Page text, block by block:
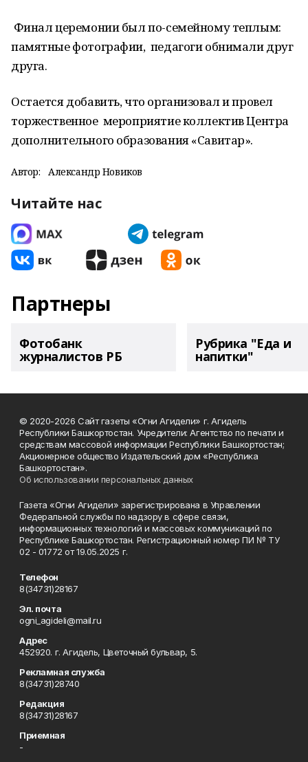
Финал церемонии был по-семейному теплым:
памятные фотографии, педагоги обнимали друг
друга.
Остается добавить, что организовал и провел
торжественное мероприятие коллектив Центра
дополнительного образования «Савитар».
Автор: Александр Новиков
Читайте нас
Партнеры
Фотобанк
журналистов РБ
Рубрика "Еда и
напитки"
© 2020-2026 Сайт газеты «Огни Агидели» г. Агидель
Республики Башкортостан. Учредители: Агентство по печати и
средствам массовой информации Республики Башкортостан;
Акционерное общество Издательский дом «Республика
Башкортостан».
Об использовании персональных данных
Газета «Огни Агидели» зарегистрирована в Управлении
Федеральной службы по надзору в сфере связи,
информационных технологий и массовых коммуникаций по
Республике Башкортостан. Регистрационный номер ПИ № ТУ
02 - 01772 от 19.05.2025 г.
Телефон
8(34731)28167
Эл. почта
ogni_agideli@mail.ru
Адрес
452920. г. Агидель, Цветочный бульвар, 5.
Рекламная служба
8(34731)28740
Редакция
8(34731)28167
Приемная
-